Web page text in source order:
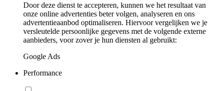
Door deze dienst te accepteren, kunnen we het resultaat van
onze online advertenties beter volgen, analyseren en ons
advertentieaanbod optimaliseren. Hiervoor vergelijken we je
versleutelde persoonlijke gegevens met de volgende externe
aanbieders, voor zover je hun diensten al gebruikt:
Google Ads
Performance